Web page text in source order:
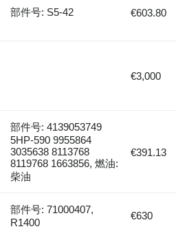
部件号: S5-42 €603.80
€3,000
部件号: 4139053749
5HP-590 9955864
3035638 8113768
8119768 1663856, 燃油:
柴油
€391.13
部件号: 71000407,
R1400
€630